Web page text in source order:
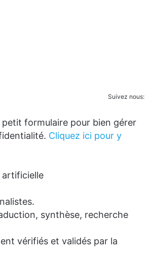
Suivez nous:
formulaire pour bien gérer
Cliquez ici pour y
synthèse, recherche
vérifiés et validés par la